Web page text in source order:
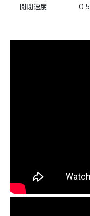
開閉速度 0.5